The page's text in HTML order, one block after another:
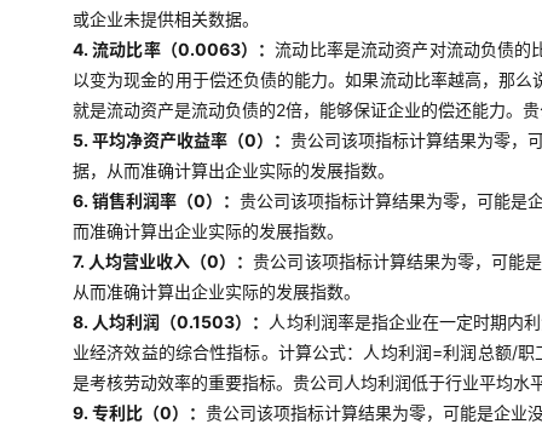
或企业未提供相关数据。
4. 流动比率（0.0063）：流动比率是流动资产对流动负债的
以变为现金的用于偿还负债的能力。如果流动比率越高，那
就是流动资产是流动负债的2倍，能够保证企业的偿还能力。
5. 平均净资产收益率（0）： 贵公司该项指标计算结果为零，
据，从而准确计算出企业实际的发展指数。
6. 销售利润率（0）： 贵公司该项指标计算结果为零，可能是
而准确计算出企业实际的发展指数。
7. 人均营业收入（0）：贵公司该项指标计算结果为零，可能
从而准确计算出企业实际的发展指数。
8. 人均利润（0.1503）： 人均利润率是指企业在一定时期内
业经济效益的综合性指标。计算公式：人均利润=利润总额/
是考核劳动效率的重要指标。贵公司人均利润低于行业平均
9. 专利比（0）： 贵公司该项指标计算结果为零，可能是企业